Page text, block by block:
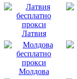
Латвия
Молдова